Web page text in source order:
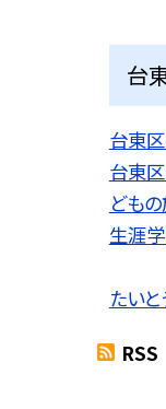
台
台東
台東
ども
生涯
たい
RSS